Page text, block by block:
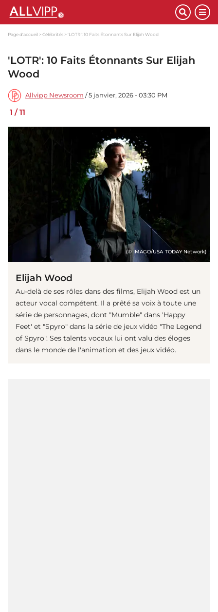
Page d'accueil Célébrités 'LOTR': 10 Faits Étonnants Sur Elijah Wood
'LOTR': 10 Faits Étonnants Sur Elijah
Wood
Allvipp Newsroom / 5 janvier, 2026 - 03:30 PM
1 /11
(© IMAGO/USA TODAY Network)
Elijah Wood
Au-delà de ses rôles dans des films, Elijah Wood est un
acteur vocal compétent. Il a prêté sa voix à toute une
série de personnages, dont "Mumble" dans 'Happy
Feet' et "Spyro" dans la série de jeux vidéo "The Legend
of Spyro". Ses talents vocaux lui ont valu des éloges
dans le monde de l'animation et des jeux vidéo.